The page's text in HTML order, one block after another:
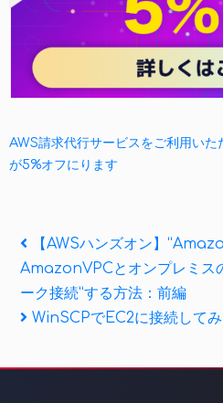
AWS請求代行サービスをご利用い
が5%オフにります
投
稿
ナ
Previous
Post
【AWSハンズオン】
AmazonVPCとオンプレミス
ーク接続”する方法：前編
Next
WinSCPでEC2に接続してみ